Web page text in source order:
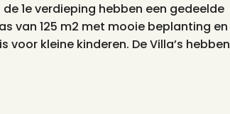
1e verdieping hebben een gedeelde
van 125 m2 met mooie beplanting en
kleine kinderen. De Villa’s hebben